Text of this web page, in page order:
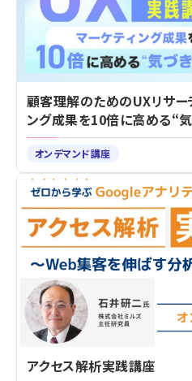
顧客理解のためのUXリサ
ング成果を10倍に高める“
オンデマンド講座
アクセス解析実践講座